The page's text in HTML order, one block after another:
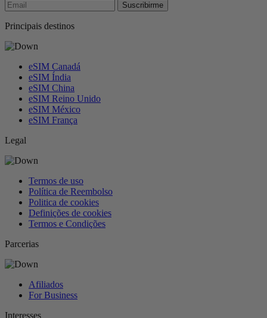
Suscribirme
Principais destinos
eSIM Canadá
eSIM Índia
eSIM China
eSIM Reino Unido
eSIM México
eSIM França
Legal
Termos de uso
Política de Reembolso
Politica de cookies
Definições de cookies
Termos e Condições
Parcerias
Afiliados
For Business
Interesses